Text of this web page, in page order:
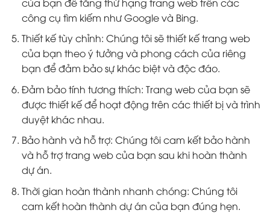
công cụ tìm kiếm như Google và Bing.
Thiết kế tùy chỉnh: Chúng tôi sẽ thiết kế trang web
của bạn theo ý tưởng và phong cách của riêng
bạn để đảm bảo sự khác biệt và độc đáo.
Đảm bảo tính tương thích: Trang web của bạn sẽ
được thiết kế để hoạt động trên các thiết bị và trình
duyệt khác nhau.
Bảo hành và hỗ trợ: Chúng tôi cam kết bảo hành
và hỗ trợ trang web của bạn sau khi hoàn thành
dự án.
Thời gian hoàn thành nhanh chóng: Chúng tôi
cam kết hoàn thành dự án của bạn đúng hẹn.